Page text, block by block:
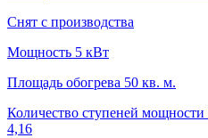
Снят с производства
Мощность 5 кВт
Площадь обогрева 50 кв. м.
Количество ступеней мощности
4,16